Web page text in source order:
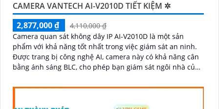
CAMERA VANTECH AI-V2010D TIẾT KIỆM ✲
2,877,000 ₫
4,110,000 ₫
Camera quan sát không dây IP AI-V2010D là một sản
phẩm với khả năng tốt nhất trong việc giám sát an ninh.
Được trang bị công nghệ AI, camera này có khả năng cân
bằng ánh sáng BLC, cho phép bạn giám sát ngôi nhà của